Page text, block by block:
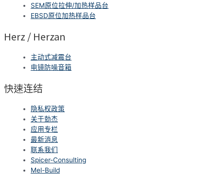
SEM原位拉伸/加热样品台
EBSD原位加热样品台
Herz / Herzan
主动式减震台
电镜防噪音箱
快速连结
隐私权政策
关于勀杰
应用专栏
最新消息
联系我们
Spicer-Consulting
Mel-Build